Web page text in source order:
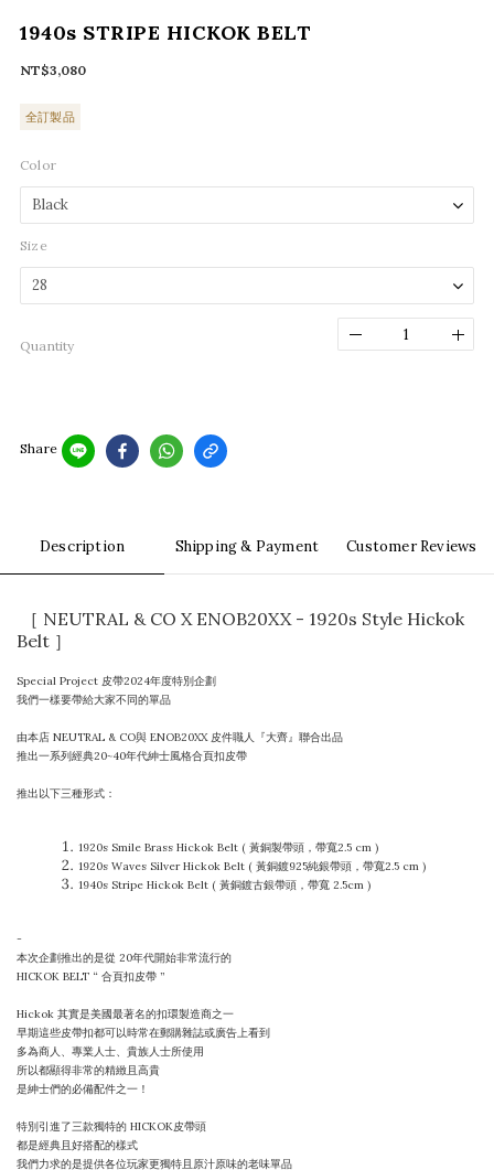
1940s STRIPE HICKOK BELT
NT$3,080
全訂製品
Color
Size
Quantity
Share
Description Shipping & Payment Customer Reviews
［ NEUTRAL & CO X ENOB20XX - 1920s Style Hickok
Belt ］
Special Project 皮帶2024年度特別企劃
我們一樣要帶給大家不同的單品
由本店 NEUTRAL & CO與 ENOB20XX 皮件職人『大齊』聯合出品
推出一系列經典20~40年代紳士風格合頁扣皮帶
推出以下三種形式：
1920s Smile Brass Hickok Belt ( 黃銅製帶頭，帶寬2.5 cm )
1920s Waves Silver Hickok Belt ( 黃銅鍍925純銀帶頭，帶寬2.5 cm )
1940s Stripe Hickok Belt ( 黃銅鍍古銀帶頭，帶寬 2.5cm )
-
本次企劃推出的是從 20年代開始非常流行的
HICKOK BELT “ 合頁扣皮帶 ”
Hickok 其實是美國最著名的扣環製造商之一
早期這些皮帶扣都可以時常在郵購雜誌或廣告上看到
多為商人、專業人士、貴族人士所使用
所以都顯得非常的精緻且高貴
是紳士們的必備配件之一！
特別引進了三款獨特的 HICKOK皮帶頭
都是經典且好搭配的樣式
我們力求的是提供各位玩家更獨特且原汁原味的老味單品